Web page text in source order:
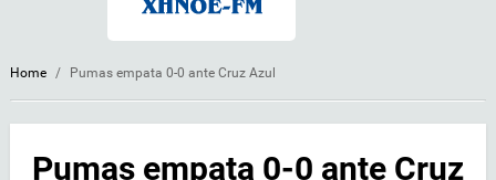
Home / Pumas empata 0-0 ante Cruz Azul
Pumas empata 0-0 ante Cruz